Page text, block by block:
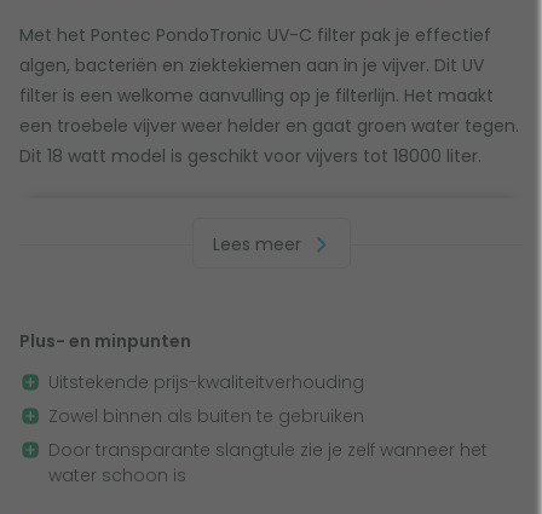
Met het Pontec PondoTronic UV-C filter pak je effectief
algen, bacteriën en ziektekiemen aan in je vijver. Dit UV
filter is een welkome aanvulling op je filterlijn. Het maakt
een troebele vijver weer helder en gaat groen water tegen.
Dit 18 watt model is geschikt voor vijvers tot 18000 liter.
voor een transparante slangtule is het eenvoudig om te
je goed zien of de lamp nog werkt.
Hoe plaats je de Pontec PondoTronic?
Lees meer
Plus- en minpunten
Uitstekende prijs-kwaliteitverhouding
Zowel binnen als buiten te gebruiken
Door transparante slangtule zie je zelf wanneer het
water schoon is